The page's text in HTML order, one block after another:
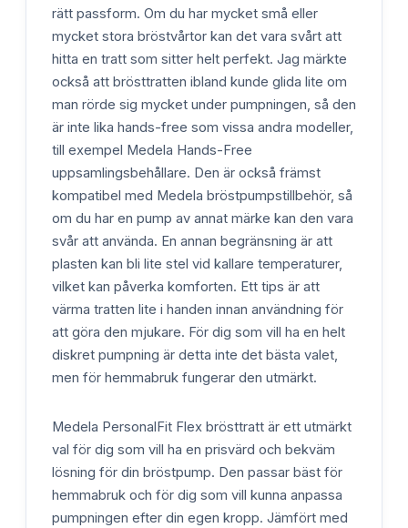
rätt passform. Om du har mycket små eller
mycket stora bröstvårtor kan det vara svårt att
hitta en tratt som sitter helt perfekt. Jag märkte
också att brösttratten ibland kunde glida lite om
man rörde sig mycket under pumpningen, så den
är inte lika hands-free som vissa andra modeller,
till exempel Medela Hands-Free
uppsamlingsbehållare. Den är också främst
kompatibel med Medela bröstpumpstillbehör, så
om du har en pump av annat märke kan den vara
svår att använda. En annan begränsning är att
plasten kan bli lite stel vid kallare temperaturer,
vilket kan påverka komforten. Ett tips är att
värma tratten lite i handen innan användning för
att göra den mjukare. För dig som vill ha en helt
diskret pumpning är detta inte det bästa valet,
men för hemmabruk fungerar den utmärkt.
Medela PersonalFit Flex brösttratt är ett utmärkt
val för dig som vill ha en prisvärd och bekväm
lösning för din bröstpump. Den passar bäst för
hemmabruk och för dig som vill kunna anpassa
pumpningen efter din egen kropp. Jämfört med